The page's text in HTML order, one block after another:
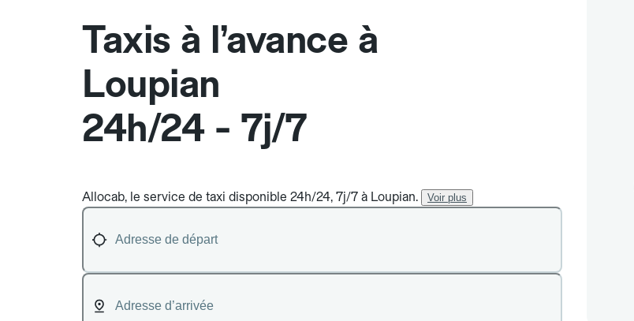
Taxis à l’avance à
Loupian
24h/24 - 7j/7
Allocab, le service de taxi disponible 24h/24, 7j/7 à Loupian. Voir plus